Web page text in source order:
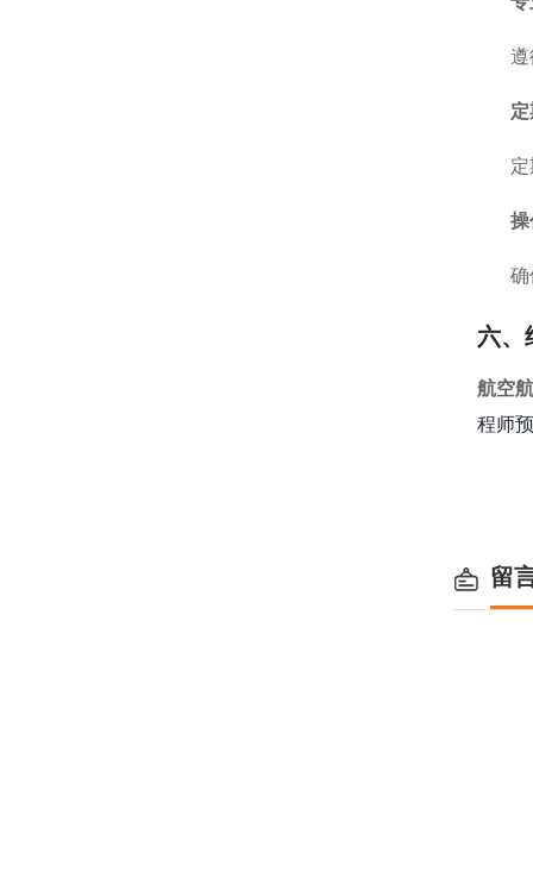
遵
操
确
六、
航空
程师
留